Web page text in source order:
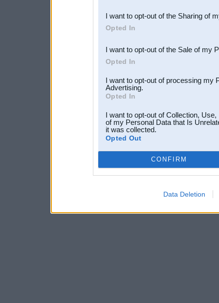
Downstream Participants
third parties.
I want to opt-out of the Sharing of
Opted In
I want to opt-out of the Sale of my
Opted In
I want to opt-out of processing my
Advertising.
Opted In
I want to opt-out of Collection,
of my Personal Data that Is
it was collected.
Opted Out
CONFIRM
Data Deletion